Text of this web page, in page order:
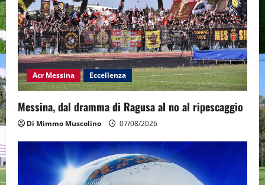
Acr Messina Eccellenza
Messina, dal dramma di Ragusa al no al ripescaggio
Di Mimmo Muscolino 07/08/2026